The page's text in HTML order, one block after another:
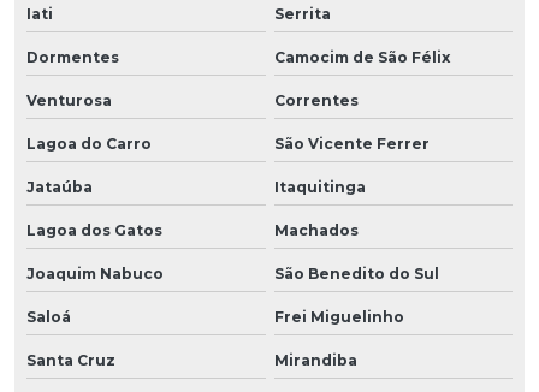
Iati Serrita
Dormentes Camocim de São Félix
Venturosa Correntes
Lagoa do Carro São Vicente Ferrer
Jataúba Itaquitinga
Lagoa dos Gatos Machados
Joaquim Nabuco São Benedito do Sul
Saloá Frei Miguelinho
Santa Cruz Mirandiba